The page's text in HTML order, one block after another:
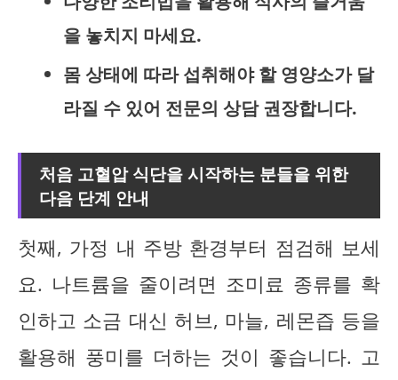
을 놓치지 마세요.
몸 상태에 따라 섭취해야 할 영양소가 달
라질 수 있어 전문의 상담 권장합니다.
처음 고혈압 식단을 시작하는 분들을 위한
다음 단계 안내
첫째, 가정 내 주방 환경부터 점검해 보세
요. 나트륨을 줄이려면 조미료 종류를 확
인하고 소금 대신 허브, 마늘, 레몬즙 등을
활용해 풍미를 더하는 것이 좋습니다. 고